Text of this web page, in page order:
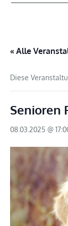
« Alle
Diese
Senioren
08.03.2025 @